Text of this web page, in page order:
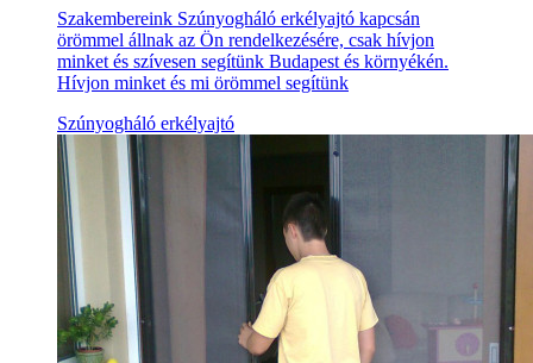
Szakembereink Szúnyogháló erkélyajtó kapcsán
örömmel állnak az Ön rendelkezésére, csak hívjon
minket és szívesen segítünk Budapest és környékén.
Hívjon minket és mi örömmel segítünk
Szúnyogháló erkélyajtó